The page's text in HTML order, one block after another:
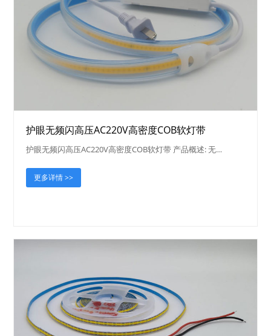
护眼无频闪高压AC220V高密度COB软灯带
护眼无频闪高压AC220V高密度COB软灯带 产品概述: 无…
更多详情 >>